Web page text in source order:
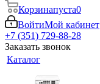
Корзинапуста0
ВойтиМой кабинет
+7 (351) 729-88-28
Заказать звонок
Каталог